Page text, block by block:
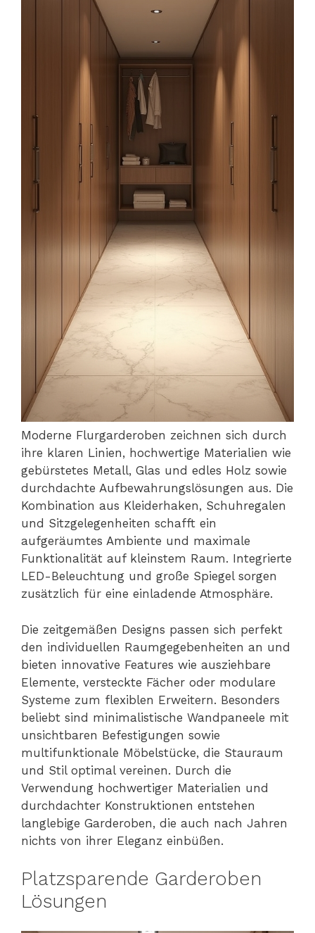
Moderne Flurgarderoben zeichnen sich durch
ihre klaren Linien, hochwertige Materialien wie
gebürstetes Metall, Glas und edles Holz sowie
durchdachte Aufbewahrungslösungen aus. Die
Kombination aus Kleiderhaken, Schuhregalen
und Sitzgelegenheiten schafft ein
aufgeräumtes Ambiente und maximale
Funktionalität auf kleinstem Raum. Integrierte
LED-Beleuchtung und große Spiegel sorgen
zusätzlich für eine einladende Atmosphäre.
Die zeitgemäßen Designs passen sich perfekt
den individuellen Raumgegebenheiten an und
bieten innovative Features wie ausziehbare
Elemente, versteckte Fächer oder modulare
Systeme zum flexiblen Erweitern. Besonders
beliebt sind minimalistische Wandpaneele mit
unsichtbaren Befestigungen sowie
multifunktionale Möbelstücke, die Stauraum
und Stil optimal vereinen. Durch die
Verwendung hochwertiger Materialien und
durchdachter Konstruktionen entstehen
langlebige Garderoben, die auch nach Jahren
nichts von ihrer Eleganz einbüßen.
Platzsparende Garderoben
Lösungen